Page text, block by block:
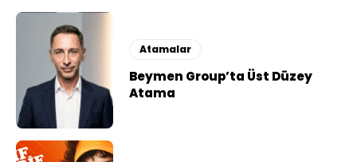
Atamalar
Beymen Group’ta Üst Düzey
Atama